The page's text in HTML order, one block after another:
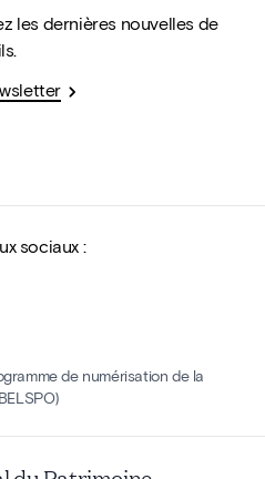
les dernières nouvelles de
sociaux :
de numérisation de la